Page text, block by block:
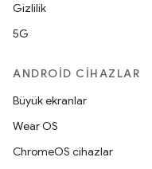
Gizlilik
5G
ANDROID CIHAZLAR
Büyük ekranlar
Wear OS
ChromeOS cihazlar